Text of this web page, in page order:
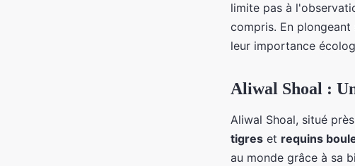
limite pas à
compris. En
leur importance
Aliwal Shoal :
Aliwal Shoal, situé
tigres et requins
au monde grâce à sa